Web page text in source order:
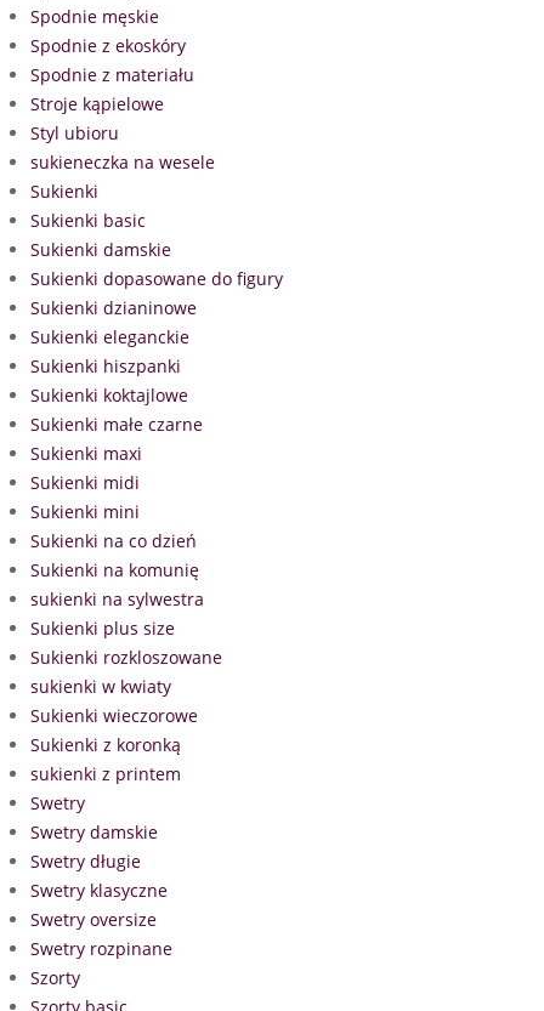
Spodnie męskie
Spodnie z ekoskóry
Spodnie z materiału
Stroje kąpielowe
Styl ubioru
sukieneczka na wesele
Sukienki
Sukienki basic
Sukienki damskie
Sukienki dopasowane do figury
Sukienki dzianinowe
Sukienki eleganckie
Sukienki hiszpanki
Sukienki koktajlowe
Sukienki małe czarne
Sukienki maxi
Sukienki midi
Sukienki mini
Sukienki na co dzień
Sukienki na komunię
sukienki na sylwestra
Sukienki plus size
Sukienki rozkloszowane
sukienki w kwiaty
Sukienki wieczorowe
Sukienki z koronką
sukienki z printem
Swetry
Swetry damskie
Swetry długie
Swetry klasyczne
Swetry oversize
Swetry rozpinane
Szorty